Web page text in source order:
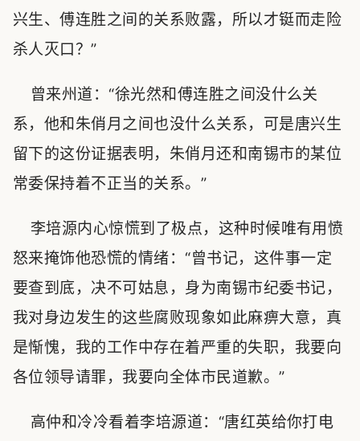
兴生、傅连胜之间的关系败露，所以才铤而走险
杀人灭口？”
曾来州道：“徐光然和傅连胜之间没什么关
系，他和朱俏月之间也没什么关系，可是唐兴生
留下的这份证据表明，朱俏月还和南锡市的某位
常委保持着不正当的关系。”
李培源内心惊慌到了极点，这种时候唯有用愤
怒来掩饰他恐慌的情绪：“曾书记，这件事一定
要查到底，决不可姑息，身为南锡市纪委书记，
我对身边发生的这些腐败现象如此麻痹大意，真
是惭愧，我的工作中存在着严重的失职，我要向
各位领导请罪，我要向全体市民道歉。”
高仲和冷冷看着李培源道：“唐红英给你打电